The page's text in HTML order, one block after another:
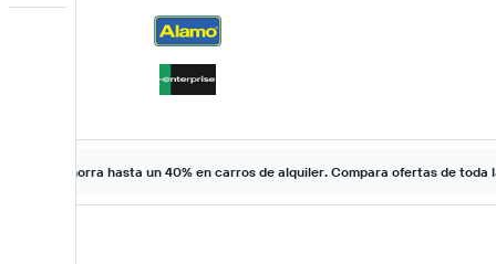
Ahorra hasta un 40% en carros de alquiler. Compara ofertas de toda